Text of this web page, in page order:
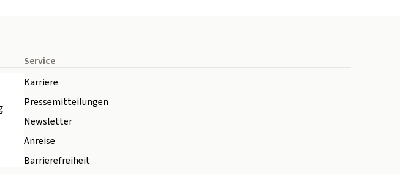
Service
Karriere
Pressemitteilungen
Newsletter
Anreise
Barrierefreiheit